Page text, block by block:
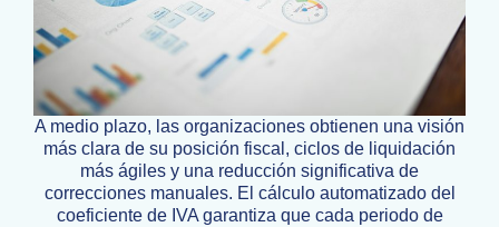
A medio plazo, las organizaciones obtienen una visión
más clara de su posición fiscal, ciclos de liquidación
más ágiles y una reducción significativa de
correcciones manuales. El cálculo automatizado del
coeficiente de IVA garantiza que cada periodo de